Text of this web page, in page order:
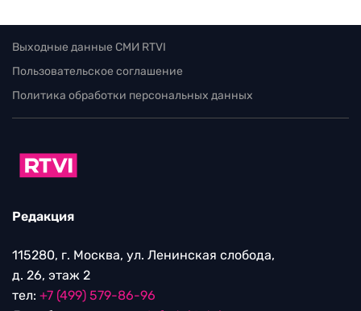
Выходные данные СМИ RTVI
Пользовательское соглашение
Политика обработки персональных данных
Редакция
115280, г. Москва, ул. Ленинская слобода,
д. 26, этаж 2
тел: +7 (499) 579-86-96